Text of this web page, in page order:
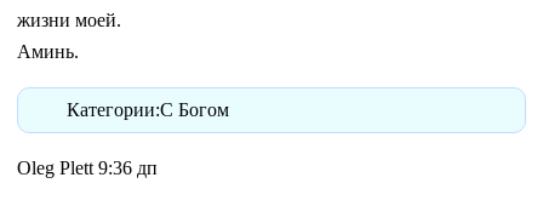
жизни моей.
Аминь.
Категории:С Богом
Oleg Plett 9:36 дп